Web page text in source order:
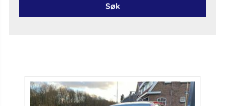
Søk